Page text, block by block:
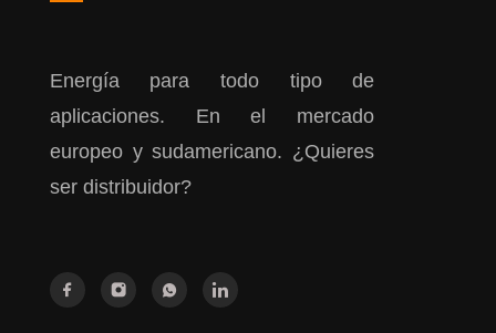
Energía para todo tipo de
aplicaciones. En el mercado
europeo y sudamericano. ¿Quieres
ser distribuidor?